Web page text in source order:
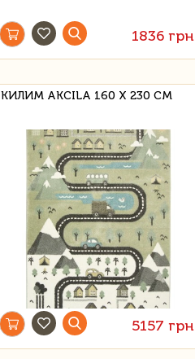
1836 грн
КИЛИМ AKCILA 160 Х 230 СМ
5157 грн